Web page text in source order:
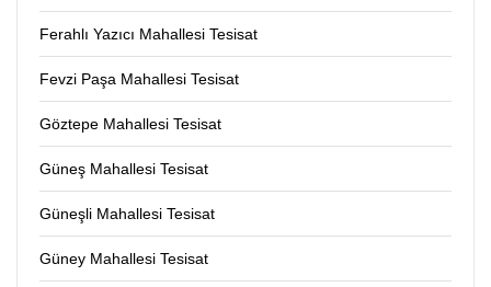
Ferahlı Yazıcı Mahallesi Tesisat
Fevzi Paşa Mahallesi Tesisat
Göztepe Mahallesi Tesisat
Güneş Mahallesi Tesisat
Güneşli Mahallesi Tesisat
Güney Mahallesi Tesisat